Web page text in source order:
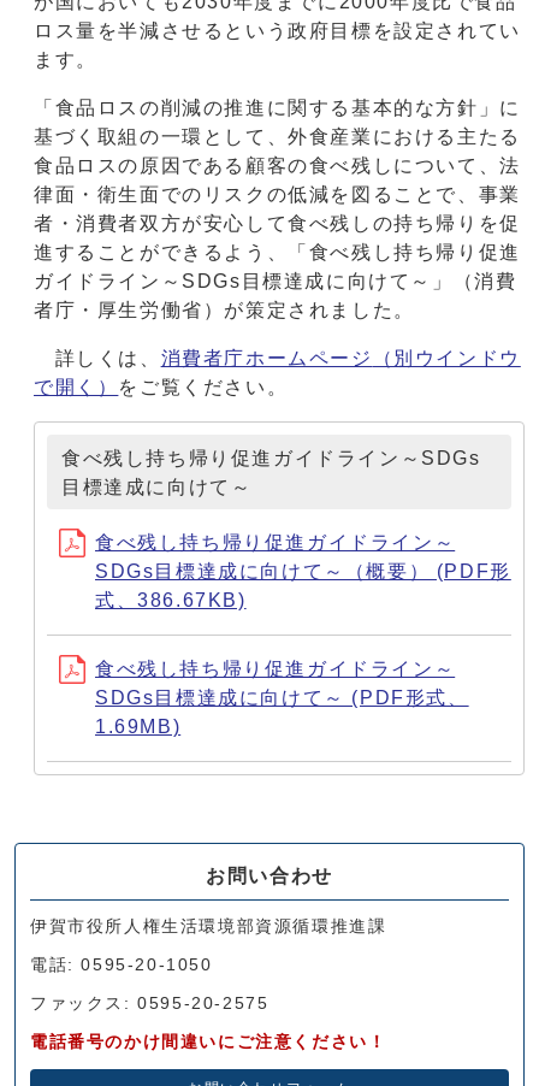
ロス量を半減させるという政府目標を設定されてい
ます。
「食品ロスの削減の推進に関する基本的な方針」に
基づく取組の一環として、外食産業における主たる
食品ロスの原因である顧客の食べ残しについて、法
律面・衛生面でのリスクの低減を図ることで、事業
者・消費者双方が安心して食べ残しの持ち帰りを促
進することができるよう、「食べ残し持ち帰り促進
ガイドライン～SDGs目標達成に向けて～」（消費
者庁・厚生労働省）が策定されました。
詳しくは、 消費者庁ホームページ
（別ウインドウ
で開く） をご覧ください。
食べ残し持ち帰り促進ガイドライン～SDGs
目標達成に向けて～
食べ残し持ち帰り促進ガイドライン～
SDGs目標達成に向けて～（概要） (PDF形
式、386.67KB)
食べ残し持ち帰り促進ガイドライン～
SDGs目標達成に向けて～ (PDF形式、
1.69MB)
お問い合わせ
伊賀市役所人権生活環境部資源循環推進課
電話: 0595-20-1050
ファックス: 0595-20-2575
電話番号のかけ間違いにご注意ください！